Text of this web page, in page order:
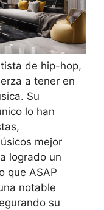
de hip-hop,
a tener en
Su
lo han
mejor
logrado un
que ASAP
notable
su